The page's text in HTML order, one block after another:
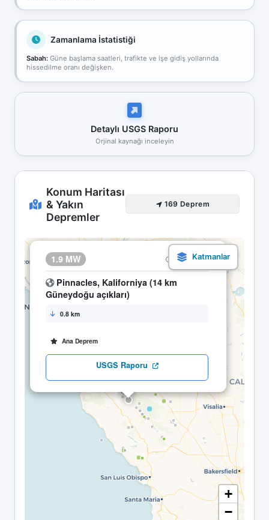
Zamanlama İstatistiği
Sabah: Güne başlama saatleri, trafikte ve işe gidiş yollarında
hissedilme oranı değişken.
Detaylı USGS Raporu
Orjinal kaynağı inceleyin
Konum Haritası
& Yakın
Depremler
169 Deprem
1.9 MW 10.05 06:43
Pinnacles, Kaliforniya (14 km
Güneydoğu açıkları)
0.8 km
Ana Deprem
USGS Raporu
×
+
−